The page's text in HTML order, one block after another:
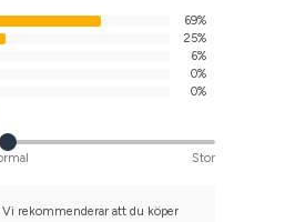
69%
25%
6%
0%
0%
Stor
rekommenderar att du köper